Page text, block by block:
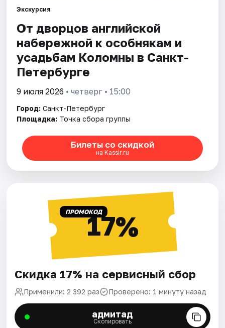
Города
Площадки
Артисты
Рейтинги
Экскурсия
От дворцов английской
набережной к особнякам и
усадьбам Коломны в Санкт-
Петербурге
9 июля 2026 • четверг • 15:00
Город: Санкт-Петербург
Площадка: Точка сбора группы
Билеты со скидкой
на Kassir.ru
ПРОМОКОД17%
Скидка 17% на сервисный сбор
Применили: 2 392 раз Проверено: 1 минуту назад
адмитад
Скопировать